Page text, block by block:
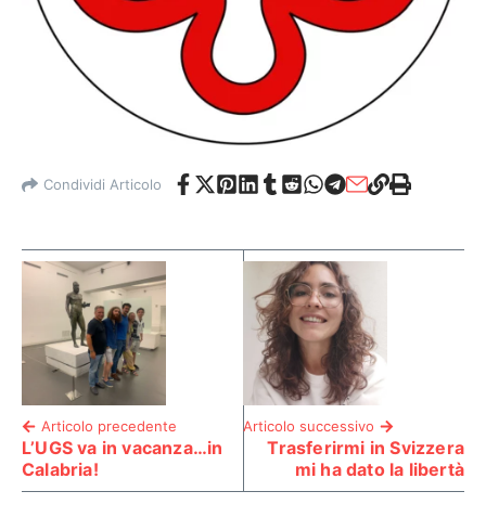
Condividi Articolo
Articolo precedente
L’UGS va in vacanza…in
Calabria!
Articolo successivo
Trasferirmi in Svizzera
mi ha dato la libertà